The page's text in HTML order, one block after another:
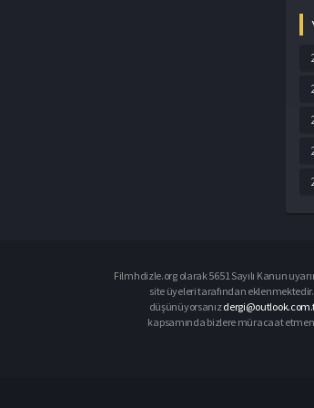
Filmhdizle.org olarak 5651 Sayılı Kanun
site üyeleri tarafından
düşünüyorsanız
kapsamında bizlere müracaat